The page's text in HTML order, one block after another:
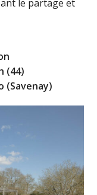
le partage et
(44)
(Savenay)